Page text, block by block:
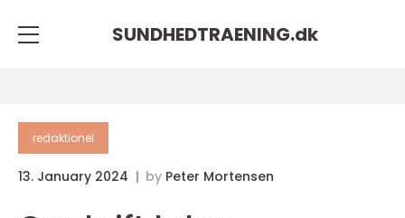
SUNDHEDTRAENING.dk
redaktionel
13. January 2024 by Peter Mortensen